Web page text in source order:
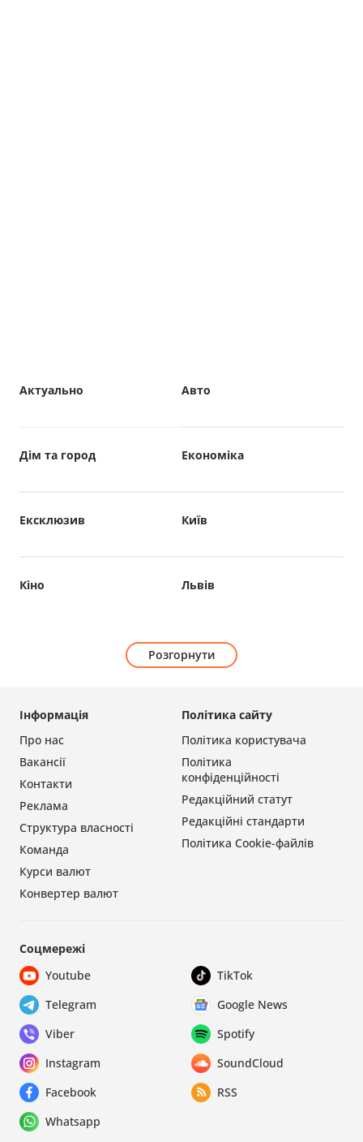
Авто
Актуально
Дім та город Економіка
Ексклюзив Київ
Кіно Львів
Розгорнути
Політика сайту
Політика користувача
Політика
конфіденційності
Редакційний статут
Редакційні стандарти
Політика Cookie-файлів
Інформація
Про нас
Вакансії
Контакти
Реклама
Структура власності
Команда
Курси валют
Конвертер валют
Соцмережі
Youtube
TikTok
Telegram
Google News
Viber
Spotify
Instagram
SoundCloud
Facebook
RSS
Whatsapp